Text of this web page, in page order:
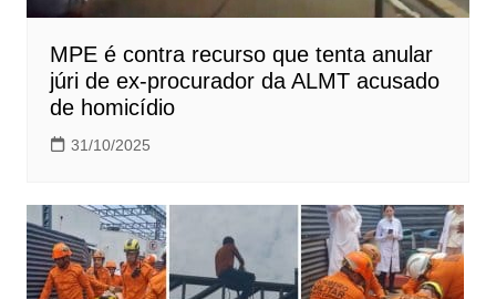
MPE é contra recurso que tenta anular
júri de ex-procurador da ALMT acusado
de homicídio
31/10/2025